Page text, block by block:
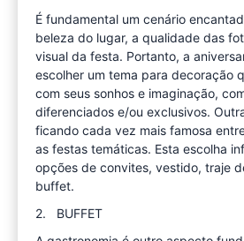
É fundamental um cenário
beleza do lugar, a qualidade das
visual da festa. Portanto, a
escolher um tema para decoração
com seus sonhos e imaginação,
diferenciados e/ou exclusivos.
ficando cada vez mais famosa
as festas temáticas. Esta escolha
opções de convites, vestido, traje
buffet.
2. BUFFET